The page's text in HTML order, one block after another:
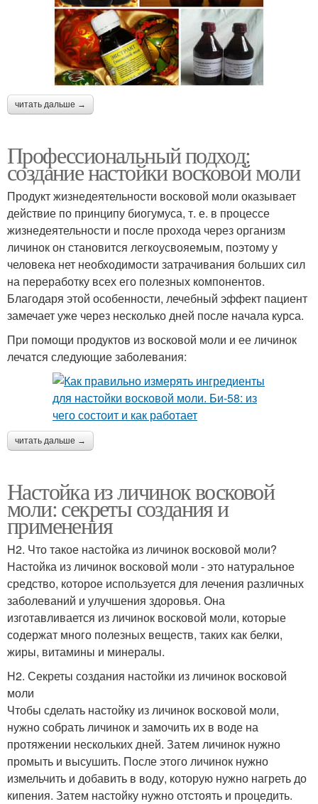
читать дальше →
Профессиональный подход:
создание настойки восковой моли
Продукт жизнедеятельности восковой моли оказывает
действие по принципу биогумуса, т. е. в процессе
жизнедеятельности и после прохода через организм
личинок он становится легкоусвояемым, поэтому у
человека нет необходимости затрачивания больших сил
на переработку всех его полезных компонентов.
Благодаря этой особенности, лечебный эффект пациент
замечает уже через несколько дней после начала курса.
При помощи продуктов из восковой моли и ее личинок
лечатся следующие заболевания:
читать дальше →
Настойка из личинок восковой
моли: секреты создания и
применения
H2. Что такое настойка из личинок восковой моли?
Настойка из личинок восковой моли - это натуральное
средство, которое используется для лечения различных
заболеваний и улучшения здоровья. Она
изготавливается из личинок восковой моли, которые
содержат много полезных веществ, таких как белки,
жиры, витамины и минералы.
H2. Секреты создания настойки из личинок восковой
моли
Чтобы сделать настойку из личинок восковой моли,
нужно собрать личинок и замочить их в воде на
протяжении нескольких дней. Затем личинок нужно
промыть и высушить. После этого личинок нужно
измельчить и добавить в воду, которую нужно нагреть до
кипения. Затем настойку нужно отстоять и процедить.